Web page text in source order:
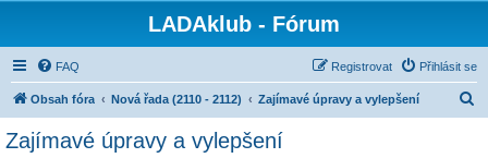
LADAklub - Fórum
FAQ Přihlásit se
Registrovat
Obsah fóra Nová řada (2110 - 2112) Zajímavé úpravy a vylepšení
Zajímavé úpravy a vylepšení